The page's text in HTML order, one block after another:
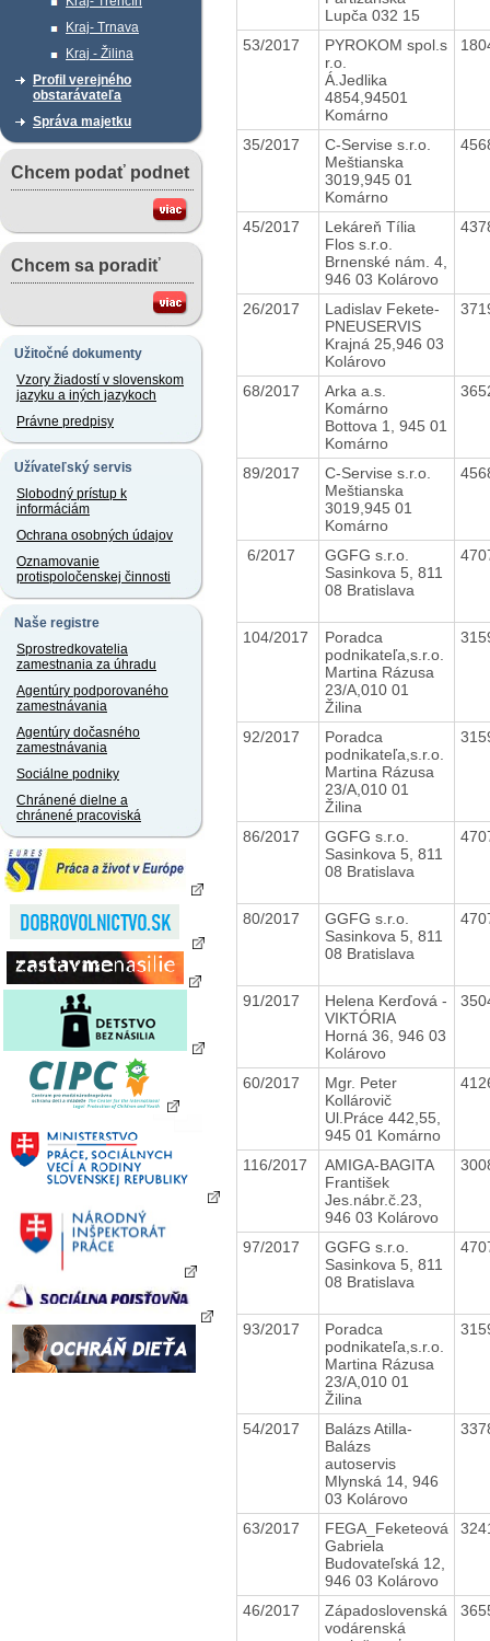
Kraj- Trnava
Kraj - Žilina
Profil verejného
obstarávateľa
Správa majetku
Chcem podať podnet
Chcem sa poradiť
Užitočné dokumenty
Vzory žiadostí v slovenskom
jazyku a iných jazykoch
Právne predpisy
Užívateľský servis
Slobodný prístup k
informáciám
Ochrana osobných údajov
Oznamovanie
protispoločenskej činnosti
Naše registre
Sprostredkovatelia
zamestnania za úhradu
Agentúry podporovaného
zamestnávania
Agentúry dočasného
zamestnávania
Sociálne podniky
Chránené dielne a
chránené pracoviská
Lupča 032 15
53/2017
PYROKOM spol.s
r.o.
Á.Jedlika
4854,94501
Komárno
35/2017
C-Servise s.r.o.
Meštianska
3019,945 01
Komárno
45/2017
Lekáreň Tília
Flos s.r.o.
Brnenské nám. 4,
946 03 Kolárovo
26/2017
Ladislav Fekete-
PNEUSERVIS
Krajná 25,946 03
Kolárovo
68/2017
Arka a.s.
Komárno
Bottova 1, 945 01
Komárno
89/2017
C-Servise s.r.o.
Meštianska
3019,945 01
Komárno
6/2017
GGFG s.r.o.
Sasinkova 5, 811
08 Bratislava
104/2017
Poradca
podnikateľa,s.r.o.
Martina Rázusa
23/A,010 01
Žilina
92/2017
Poradca
podnikateľa,s.r.o.
Martina Rázusa
23/A,010 01
Žilina
86/2017
GGFG s.r.o.
Sasinkova 5, 811
08 Bratislava
80/2017
GGFG s.r.o.
Sasinkova 5, 811
08 Bratislava
91/2017
Helena Kerďová -
VIKTÓRIA
Horná 36, 946 03
Kolárovo
60/2017
Mgr. Peter
Kollárovič
Ul.Práce 442,55,
945 01 Komárno
116/2017
AMIGA-BAGITA
František
Jes.nábr.č.23,
946 03 Kolárovo
97/2017
GGFG s.r.o.
Sasinkova 5, 811
08 Bratislava
93/2017
Poradca
podnikateľa,s.r.o.
Martina Rázusa
23/A,010 01
Žilina
54/2017
Balázs Atilla-
Balázs
autoservis
Mlynská 14, 946
03 Kolárovo
63/2017
FEGA_Feketeová
Gabriela
Budovateľská 12,
946 03 Kolárovo
46/2017
Západoslovenská
vodárenská